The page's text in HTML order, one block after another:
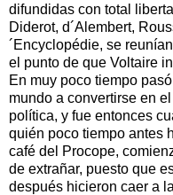
difundidas con total
Diderot, d´Alembert,
´Encyclopédie, se
el punto de que Voltaire
En muy poco tiempo
mundo a convertirse en
política, y fue entonces
quién poco tiempo antes
café del Procope,
de extrañar, puesto que
después hicieron caer a